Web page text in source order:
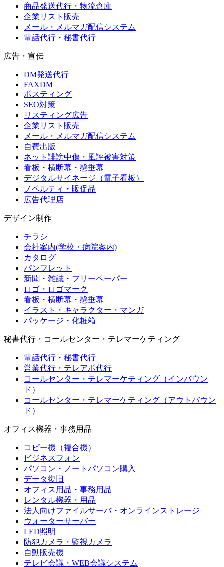
商品発送代行・物流倉庫
企業リスト販売
メール・メルマガ配信システム
電話代行・秘書代行
広告・宣伝
DM発送代行
FAXDM
ポスティング
SEO対策
リスティング広告
企業リスト販売
メール・メルマガ配信システム
自費出版
ネット誹謗中傷・風評被害対策
看板・横断幕・懸垂幕
デジタルサイネージ（電子看板）
ノベルティ・販促品
広告代理店
デザイン制作
チラシ
会社案内(学校・病院案内)
カタログ
パンフレット
新聞・雑誌・フリーペーパー
ロゴ・ロゴマーク
看板・横断幕・懸垂幕
イラスト・キャラクター・マンガ
パッケージ・化粧箱
秘書代行・コールセンター・テレマーケティング
電話代行・秘書代行
営業代行・テレアポ代行
コールセンター・テレマーケティング（インバウン
ド）
コールセンター・テレマーケティング（アウトバウン
ド）
オフィス機器・事務用品
コピー機（複合機）
ビジネスフォン
パソコン・ノートパソコン購入
データ復旧
オフィス用品・事務用品
レンタル機器・用品
法人向けファイルサーバ・オンラインストレージ
ウォーターサーバー
LED照明
防犯カメラ・監視カメラ
自動販売機
テレビ会議・WEB会議システム